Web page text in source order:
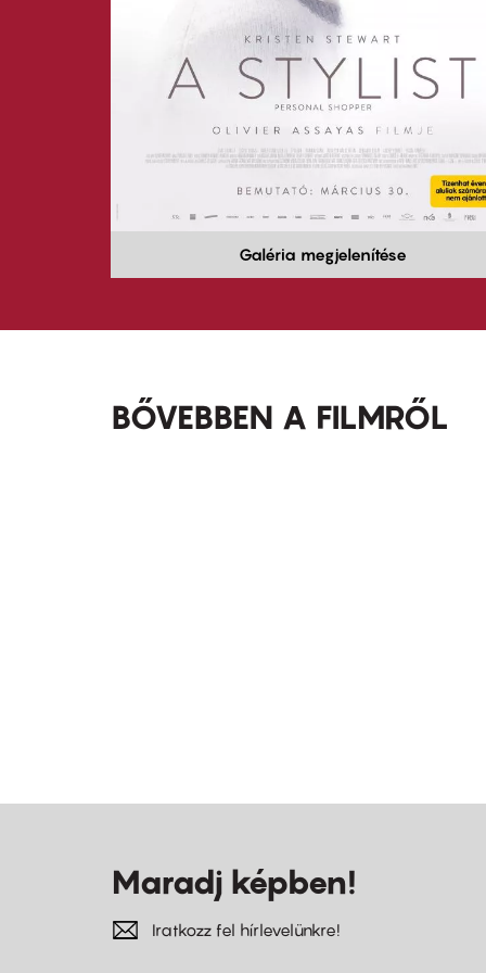
Galéria megjelenítése
BŐVEBBEN A FILMRŐL
Maradj képben!
Iratkozz fel hírlevelünkre!